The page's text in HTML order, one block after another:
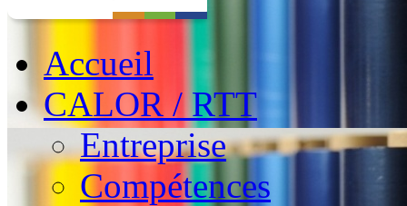
Accueil
CALOR / RTT
Entreprise
Compétences